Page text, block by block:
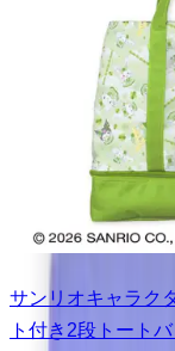
サンリオキャラク
ト付き2段トート